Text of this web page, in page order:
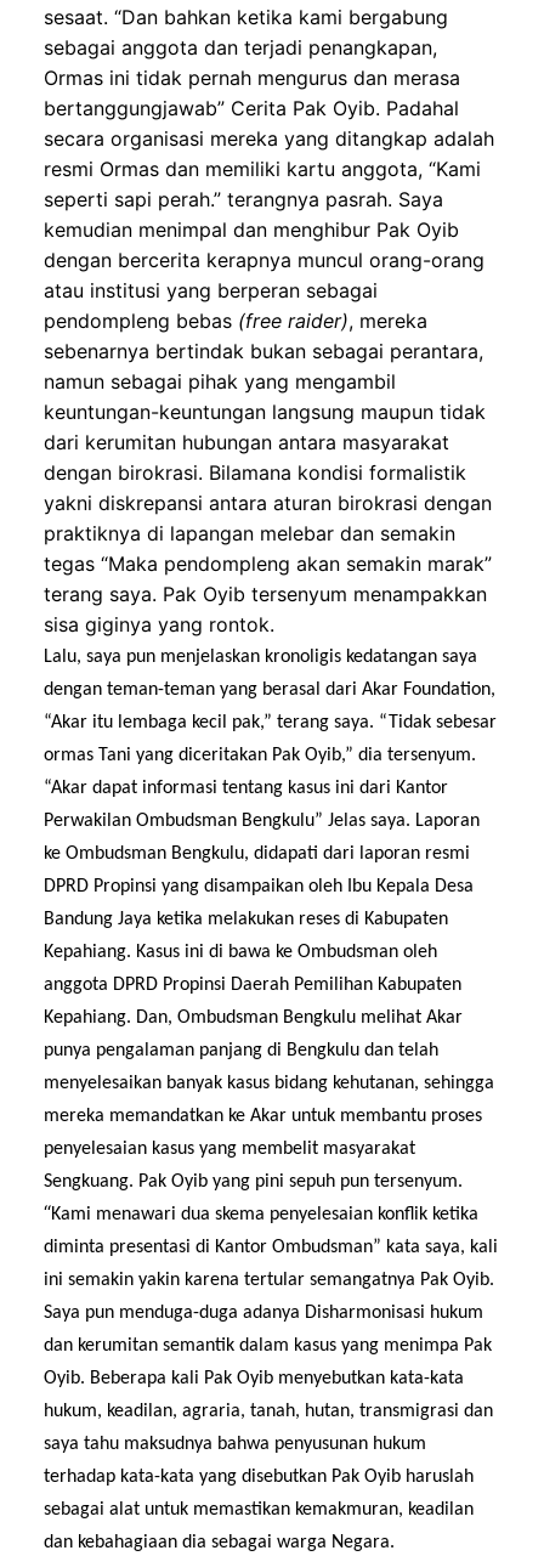
sesaat. “Dan bahkan ketika kami bergabung
sebagai anggota dan terjadi penangkapan,
Ormas ini tidak pernah mengurus dan merasa
bertanggungjawab” Cerita Pak Oyib. Padahal
secara organisasi mereka yang ditangkap adalah
resmi Ormas dan memiliki kartu anggota, “Kami
seperti sapi perah.” terangnya pasrah. Saya
kemudian menimpal dan menghibur Pak Oyib
dengan bercerita kerapnya muncul orang-orang
atau institusi yang berperan sebagai
pendompleng bebas (free raider), mereka
sebenarnya bertindak bukan sebagai perantara,
namun sebagai pihak yang mengambil
keuntungan-keuntungan langsung maupun tidak
dari kerumitan hubungan antara masyarakat
dengan birokrasi. Bilamana kondisi formalistik
yakni diskrepansi antara aturan birokrasi dengan
praktiknya di lapangan melebar dan semakin
tegas “Maka pendompleng akan semakin marak”
terang saya. Pak Oyib tersenyum menampakkan
sisa giginya yang rontok.
Lalu, saya pun menjelaskan kronoligis kedatangan saya
dengan teman-teman yang berasal dari Akar Foundation,
“Akar itu lembaga kecil pak,” terang saya. “Tidak sebesar
ormas Tani yang diceritakan Pak Oyib,” dia tersenyum.
“Akar dapat informasi tentang kasus ini dari Kantor
Perwakilan Ombudsman Bengkulu” Jelas saya. Laporan
ke Ombudsman Bengkulu, didapati dari laporan resmi
DPRD Propinsi yang disampaikan oleh Ibu Kepala Desa
Bandung Jaya ketika melakukan reses di Kabupaten
Kepahiang. Kasus ini di bawa ke Ombudsman oleh
anggota DPRD Propinsi Daerah Pemilihan Kabupaten
Kepahiang. Dan, Ombudsman Bengkulu melihat Akar
punya pengalaman panjang di Bengkulu dan telah
menyelesaikan banyak kasus bidang kehutanan, sehingga
mereka memandatkan ke Akar untuk membantu proses
penyelesaian kasus yang membelit masyarakat
Sengkuang. Pak Oyib yang pini sepuh pun tersenyum.
“Kami menawari dua skema penyelesaian konflik ketika
diminta presentasi di Kantor Ombudsman” kata saya, kali
ini semakin yakin karena tertular semangatnya Pak Oyib.
Saya pun menduga-duga adanya Disharmonisasi hukum
dan kerumitan semantik dalam kasus yang menimpa Pak
Oyib. Beberapa kali Pak Oyib menyebutkan kata-kata
hukum, keadilan, agraria, tanah, hutan, transmigrasi dan
saya tahu maksudnya bahwa penyusunan hukum
terhadap kata-kata yang disebutkan Pak Oyib haruslah
sebagai alat untuk memastikan kemakmuran, keadilan
dan kebahagiaan dia sebagai warga Negara.